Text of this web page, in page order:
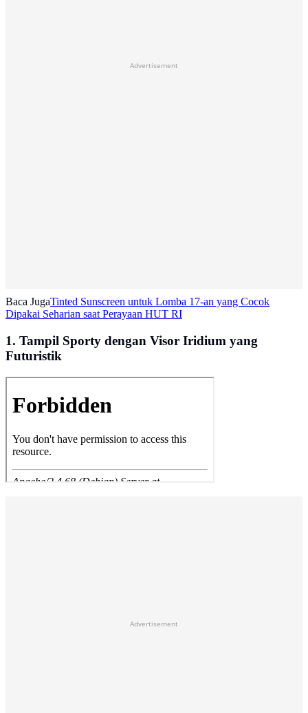
Advertisement
Baca JugaTinted Sunscreen untuk Lomba 17-an yang Cocok
Dipakai Seharian saat Perayaan HUT RI
1. Tampil Sporty dengan Visor Iridium yang
Futuristik
Advertisement